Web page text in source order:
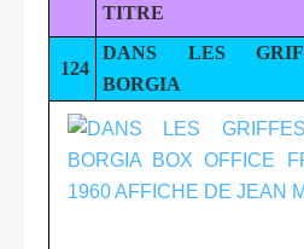
TITRE
124
DANS LES
BORGIA